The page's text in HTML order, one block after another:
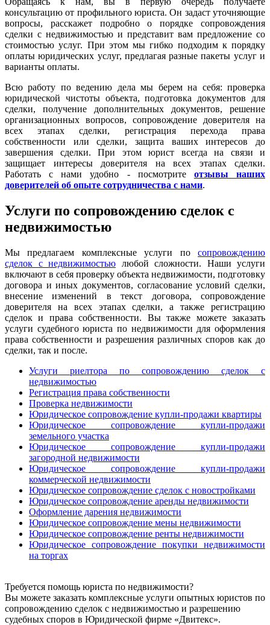
консультацию от профильного юриста. Он задаст уточняющие
вопросы, расскажет подробно о порядке сопровождения
сделки с недвижимостью и представит вам предложение со
стоимостью услуг. При этом мы гибко подходим к порядку
оплаты юридических услуг, предлагая разные пакеты услуг и
варианты оплаты.
Всю работу по ведению дела мы берем на себя: проверка
юридической чистоты объекта, подготовка документов для
сделки, получение дополнительных документов, решение
организационных вопросов, сопровождение доверителя на
всех этапах сделки, регистрация перехода права
собственности или сделки, защита ваших интересов до
завершения сделки. При этом юрист всегда на связи и
защищает интересы доверителя на всех этапах сделки.
Работать с нами удобно - посмотрите отзывы наших
доверителей об опыте сотрудничества с нами.
Услуги по сопровождению сделок с
недвижимостью
Мы предлагаем комплексные услуги по сопровождению
сделок с недвижимостью любой сложности. Наши услуги
включают в себя проверку объекта недвижимости, подготовку
договора и иных документов, согласование условий сделки,
внесение изменений в текст договора, сопровождение
доверителя на всех этапах сделки, а также регистрацию
сделок и права собственности. Вы также можете заказать
услуги судебного юриста по недвижимости для оформления
права собственности и разрешения различных споров как до
сделки, так и после.
Услуги риелтора по сопровождению сделок с
недвижимостью
Регистрация права собственности
Проверка недвижимости
Юридическое сопровождение купли-продажи квартиры
Юридическое сопровождение купли-продажи
земельного участка
Юридическое сопровождение купли-продажи
загородной недвижимости
Юридическое сопровождение купли-продажи
коммерческой недвижимости
Юридическое сопровождение сделок с новостройками
Юридическое сопровождение аренды недвижимости
Оформление дарения недвижимости
Юридическое сопровождение мены недвижимости
Юридическое сопровождение ренты недвижимости
Юридическое сопровождение покупки недвижимости
на торгах
Требуется помощь юриста по недвижимости?
Вы можете заказать комплексные услуги опытных юристов по
сопровождению сделок с недвижимостью и разрешению
судебных споров в Юридической фирме «Двитекс».